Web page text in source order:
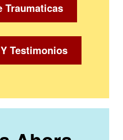
Traumaticas
Testimonios